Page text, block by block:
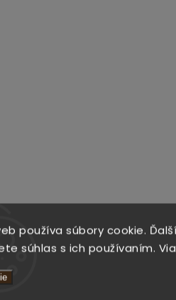
používa súbory cookie.
súhlas s ich používaním.